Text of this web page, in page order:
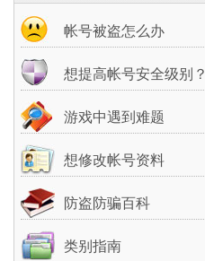
帐号被盗怎么办
想提高帐号安全级别？
游戏中遇到难题
想修改帐号资料
防盗防骗百科
类别指南